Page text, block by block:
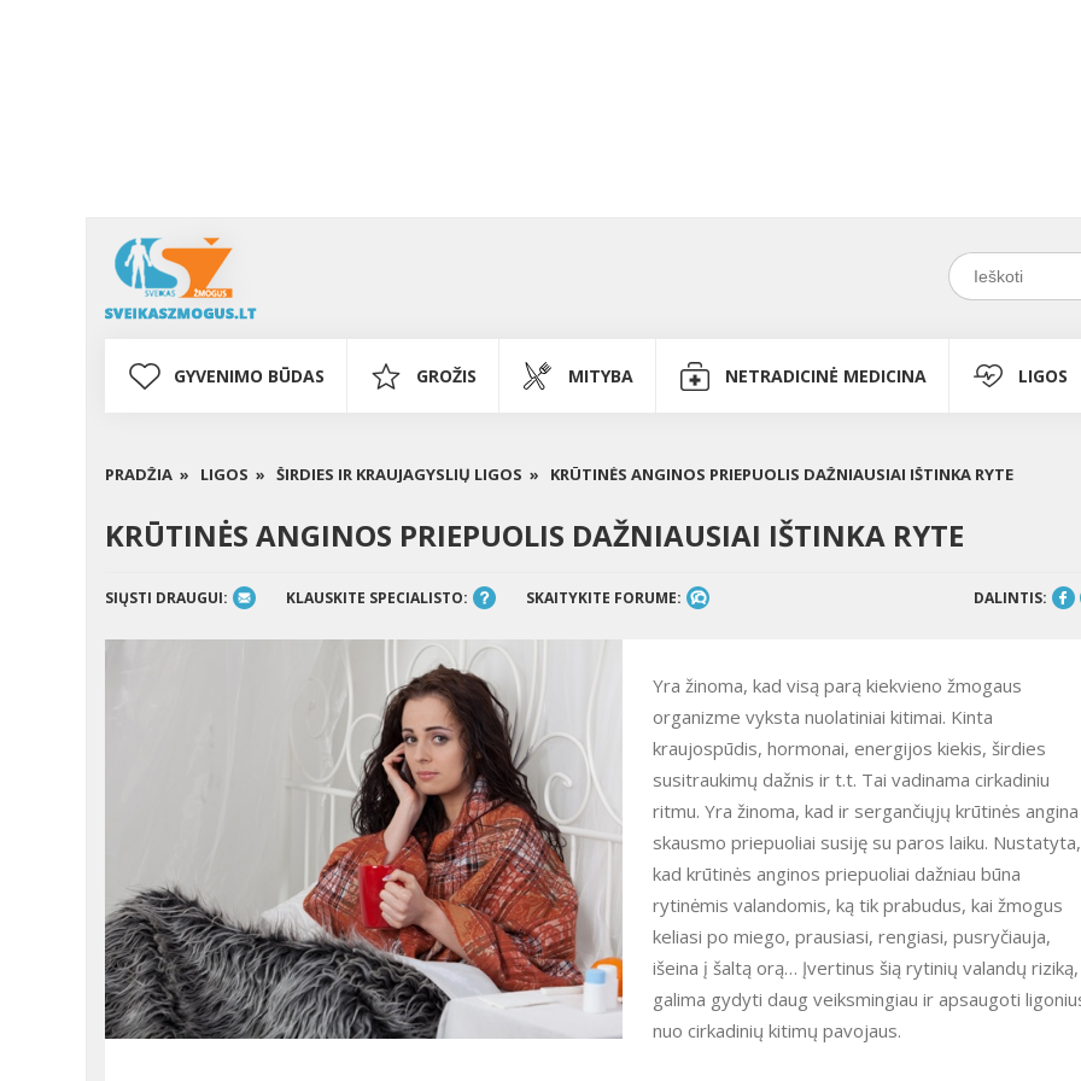
GYVENIMO BŪDAS GROŽIS MITYBA NETRADICINĖ MEDICINA LIGOS
PRADŽIA » LIGOS » ŠIRDIES IR KRAUJAGYSLIŲ LIGOS » KRŪTINĖS ANGINOS PRIEPUOLIS DAŽNIAUSIAI IŠTINKA RYTE
KRŪTINĖS ANGINOS PRIEPUOLIS DAŽNIAUSIAI IŠTINKA RYTE
SIŲSTI DRAUGUI: KLAUSKITE SPECIALISTO: SKAITYKITE FORUME: DALINTIS:
Yra žinoma, kad visą parą kiekvieno žmogaus
organizme vyksta nuolatiniai kitimai. Kinta
kraujospūdis, hormonai, energijos kiekis, širdies
susitraukimų dažnis ir t.t. Tai vadinama cirkadiniu
ritmu. Yra žinoma, kad ir sergančiųjų krūtinės angina
skausmo priepuoliai susiję su paros laiku. Nustatyta,
kad krūtinės anginos priepuoliai dažniau būna
rytinėmis valandomis, ką tik prabudus, kai žmogus
keliasi po miego, prausiasi, rengiasi, pusryčiauja,
išeina į šaltą orą… Įvertinus šią rytinių valandų riziką,
galima gydyti daug veiksmingiau ir apsaugoti
nuo cirkadinių kitimų pavojaus.